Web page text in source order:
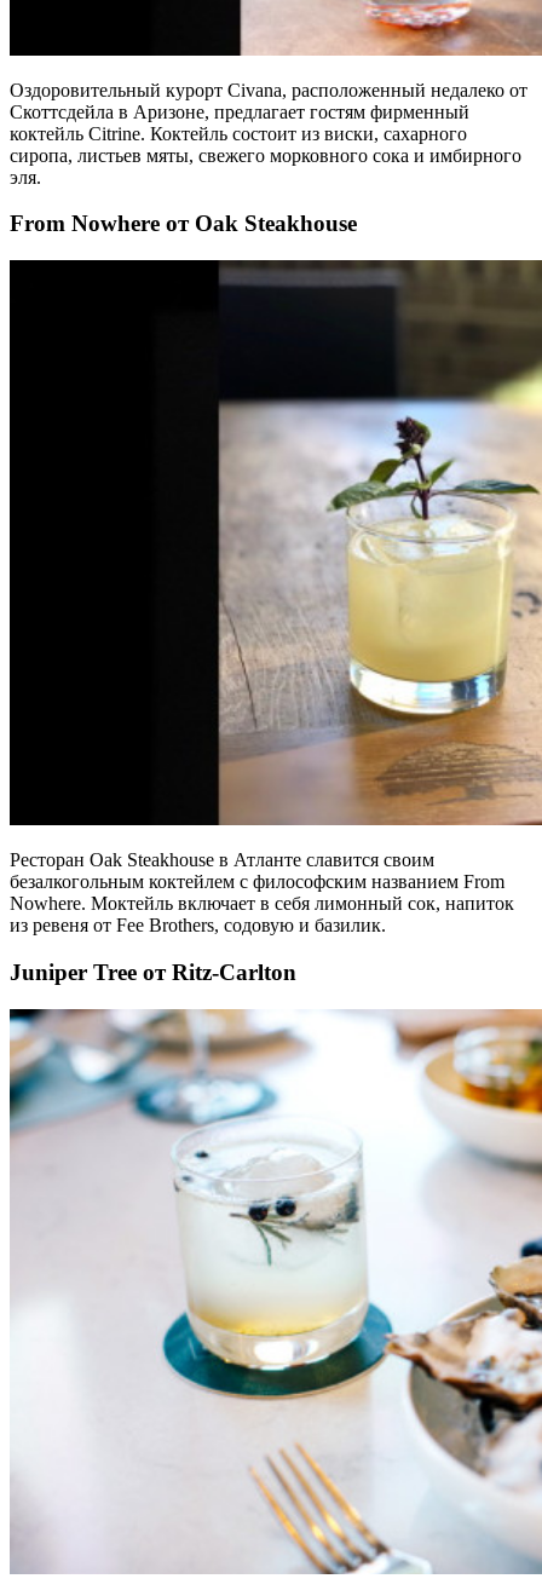
Оздоровительный курорт Civana, расположенный недалеко от
Скоттсдейла в Аризоне, предлагает гостям фирменный
коктейль Citrine. Коктейль состоит из виски, сахарного
сиропа, листьев мяты, свежего морковного сока и имбирного
эля.
From Nowhere от Oak Steakhouse
Ресторан Oak Steakhouse в Атланте славится своим
безалкогольным коктейлем с философским названием From
Nowhere. Моктейль включает в себя лимонный сок, напиток
из ревеня от Fee Brothers, содовую и базилик.
Juniper Tree от Ritz-Carlton